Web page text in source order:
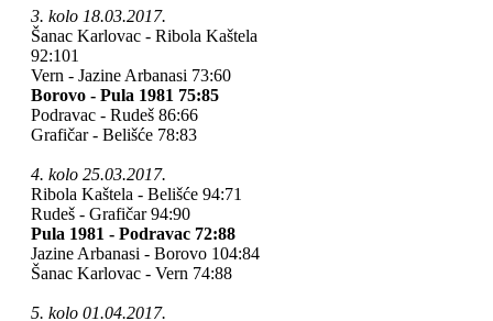
3. kolo 18.03.2017.
Šanac Karlovac - Ribola Kaštela
92:101
Vern - Jazine Arbanasi 73:60
Borovo - Pula 1981 75:85
Podravac - Rudeš 86:66
Grafičar - Belišće 78:83
4. kolo 25.03.2017.
Ribola Kaštela - Belišće 94:71
Rudeš - Grafičar 94:90
Pula 1981 - Podravac 72:88
Jazine Arbanasi - Borovo 104:84
Šanac Karlovac - Vern 74:88
5. kolo 01.04.2017.